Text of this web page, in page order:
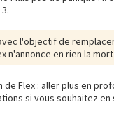
l'objectif de
n'annonce en rien la
Flex : aller plus en
si vous souhaitez